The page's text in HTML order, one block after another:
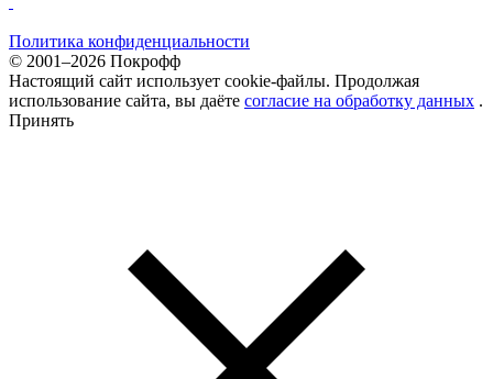
Политика конфиденциальности
© 2001–2026 Покрофф
Настоящий сайт использует cookie-файлы. Продолжая
использование сайта, вы даёте согласие на обработку данных .
Принять